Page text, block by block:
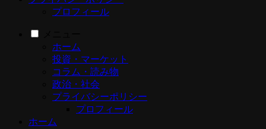
プロフィール
ホーム
投資・マーケット
コラム・読み物
政治・社会
プライバシーポリシー
プロフィール
ホーム